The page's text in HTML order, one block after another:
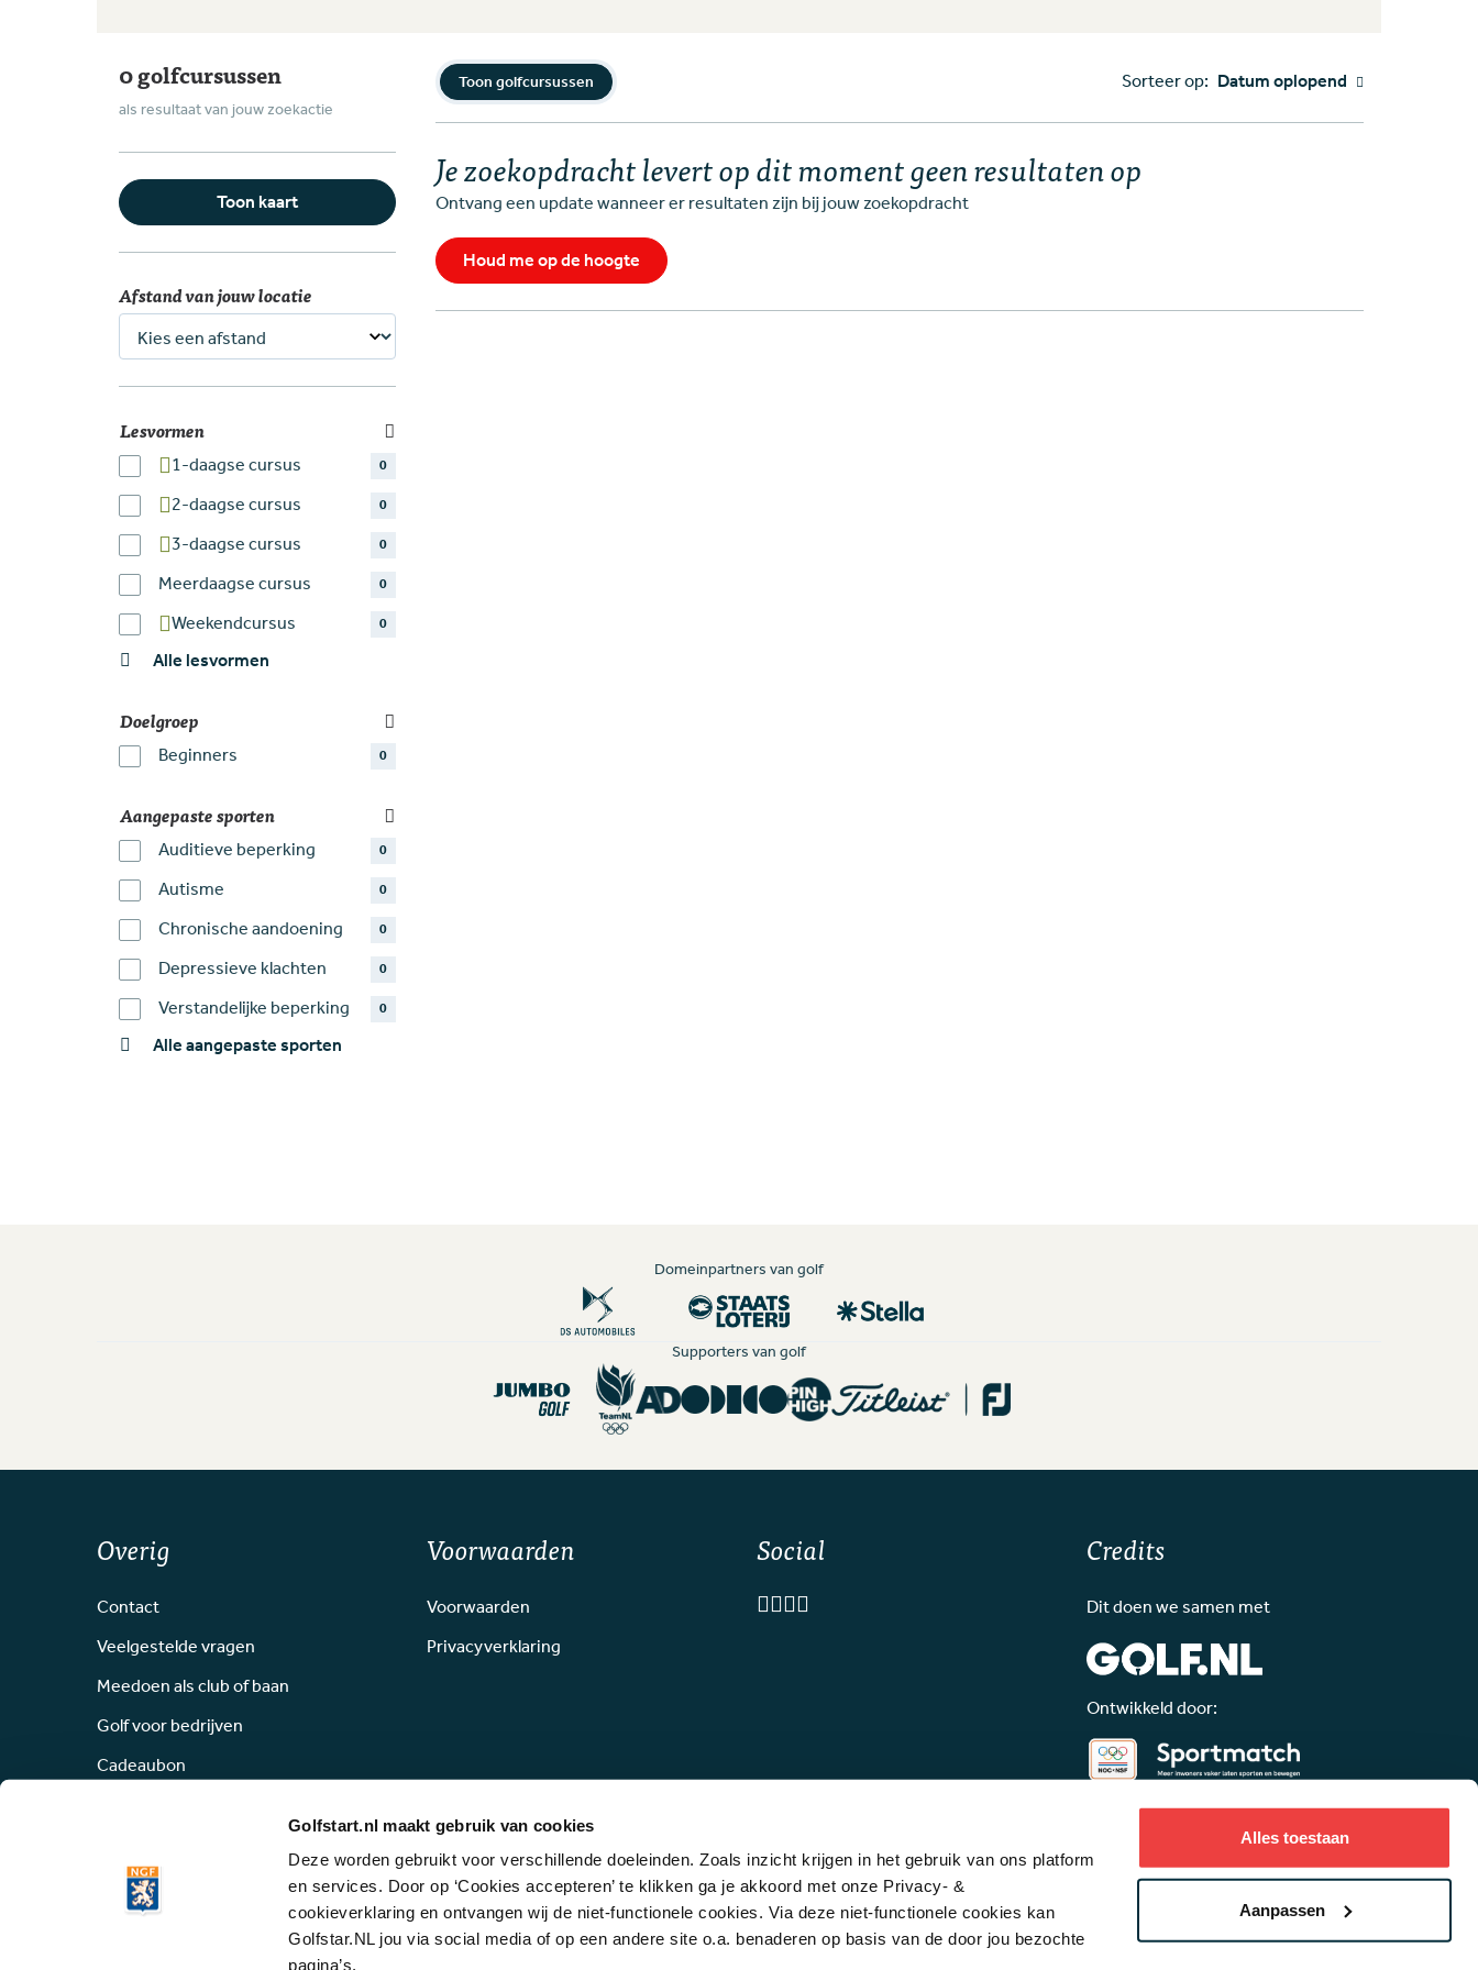
Golfstart.nl maakt gebruik van cookies
Deze worden gebruikt voor verschillende doeleinden. Zoals inzicht krijgen in het gebruik van ons platform
en services. Door op ‘Cookies accepteren’ te klikken ga je akkoord met onze Privacy- &
cookieverklaring en ontvangen wij de niet-functionele cookies. Via deze niet-functionele cookies kan
Golfstar.NL jou via social media of op een andere site o.a. benaderen op basis van de door jou bezochte
pagina’s.
Alles toestaan
Aanpassen
0 golfcursussen
als resultaat van jouw zoekactie
Toon kaart
Afstand van jouw locatie
Lesvormen
1-daagse cursus 0
2-daagse cursus 0
3-daagse cursus 0
Meerdaagse cursus 0
Weekendcursus 0
Alle lesvormen
Doelgroep
Beginners 0
Aangepaste sporten
Auditieve beperking 0
Autisme 0
Chronische aandoening 0
Depressieve klachten 0
Verstandelijke beperking 0
Alle aangepaste sporten
Toon golfcursussen Sorteer op: Datum oplopend
Je zoekopdracht levert op dit moment geen resultaten op
Ontvang een update wanneer er resultaten zijn bij jouw zoekopdracht
Houd me op de hoogte
Domeinpartners van golf
Supporters van golf
Overig
Contact
Veelgestelde vragen
Meedoen als club of baan
Golf voor bedrijven
Cadeaubon
Voorwaarden
Voorwaarden
Privacyverklaring
Social Credits
Dit doen we samen met
Ontwikkeld door:
Alle rechten voorbehouden - GOLF.NL, onderdeel van NGF - Deze website wordt mede mogelijk gemaakt door: